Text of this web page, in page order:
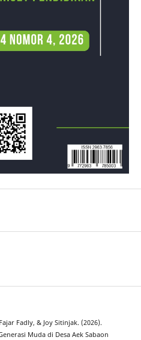
Fadly, & Joy Sitinjak. (2026).
Muda di Desa Aek Sabaon